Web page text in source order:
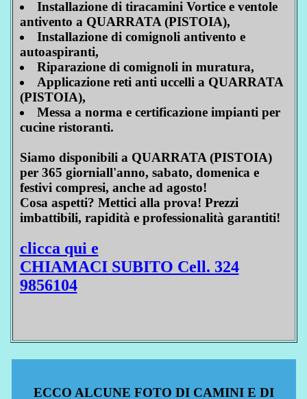
Installazione di tiracamini Vortice e ventole
antivento a QUARRATA (PISTOIA),
Installazione di comignoli antivento e
autoaspiranti,
Riparazione di comignoli in muratura,
Applicazione reti anti uccelli a QUARRATA
(PISTOIA),
Messa a norma e certificazione impianti per
cucine ristoranti.
Siamo disponibili a QUARRATA (PISTOIA)
per 365 giorniall'anno, sabato, domenica e
festivi compresi, anche ad agosto!
Cosa aspetti? Mettici alla prova! Prezzi
imbattibili, rapidità e professionalità garantiti!
clicca qui e
CHIAMACI SUBITO Cell. 324
9856104
ECCO ALCUNE FOTO DI CAMINI E DI